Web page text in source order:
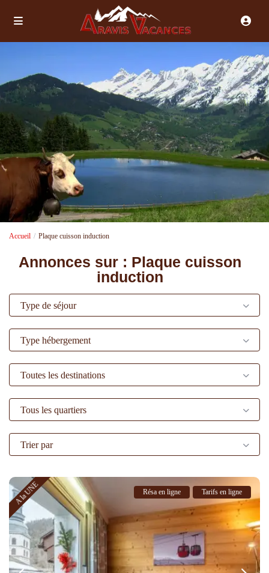
Accueil Plaque cuisson induction
Annonces sur : Plaque cuisson
induction
Type de séjour
Type hébergement
Toutes les destinations
Tous les quartiers
Trier par
A la UNE Résa en ligne Tarifs en ligne